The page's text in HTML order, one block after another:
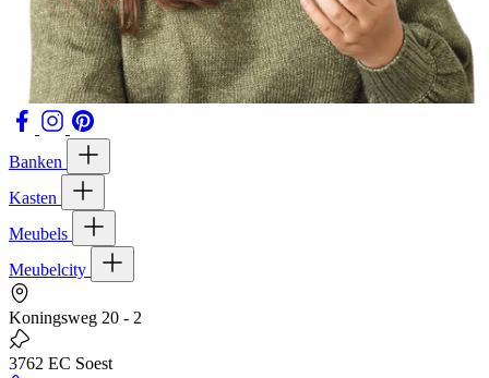
Banken
Kasten
Meubels
Meubelcity
Koningsweg 20 - 2
3762 EC Soest